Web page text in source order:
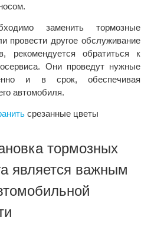
заменить тормозные
провести другое обслуживание
рекомендуется обратиться к
Они проведут нужные
и в срок, обеспечивая
автомобиля.
срезанные цветы
тормозных
является важным